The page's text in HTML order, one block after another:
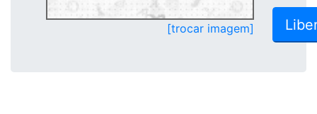
[trocar imagem]